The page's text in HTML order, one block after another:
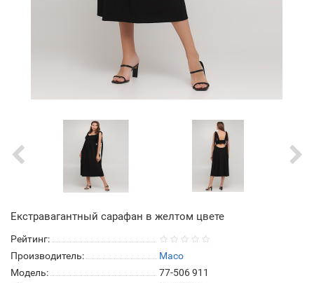
Екстравагантный сарафан в желтом цвете
Рейтинг:
Производитель:
Maco
Модель:
77-506 911